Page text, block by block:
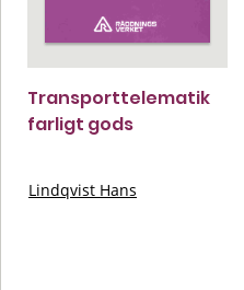
Transporttelematik
farligt gods
Lindqvist Hans